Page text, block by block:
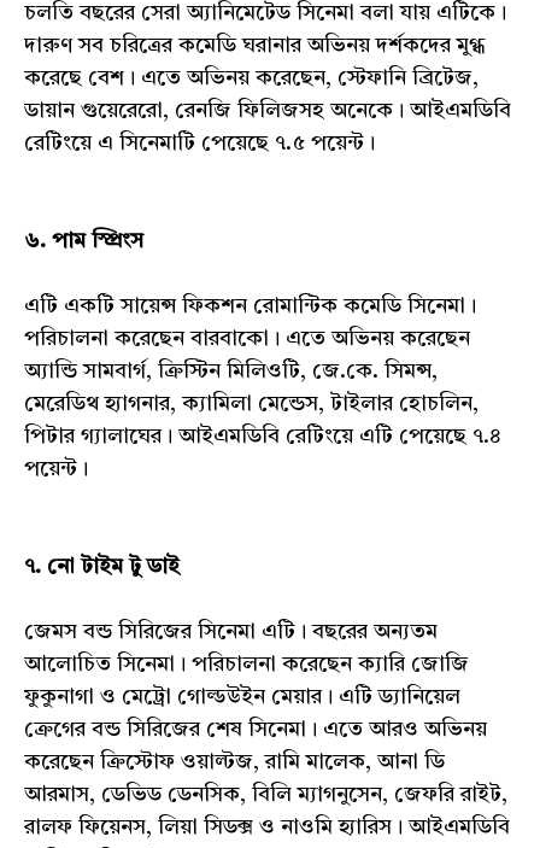
চলতি বছরের সেরা অ্যানিমেটেড সিনেমা বলা যায় এটিকে।
দারুণ সব চরিত্রের কমেডি ঘরানার অভিনয় দর্শকদের মুগ্ধ
করেছে বেশ। এতে অভিনয় করেছেন, স্টেফানি ব্রিটেজ,
ডায়ান গুয়েরেরো, রেনজি ফিলিজসহ অনেকে। আইএমডিবি
রেটিংয়ে এ সিনেমাটি পেয়েছে ৭.৫ পয়েন্ট।
৬. পাম স্প্রিংস
এটি একটি সায়েন্স ফিকশন রোমান্টিক কমেডি সিনেমা।
পরিচালনা করেছেন বারবাকো। এতে অভিনয় করেছেন
অ্যান্ডি সামবার্গ, ক্রিস্টিন মিলিওটি, জে.কে. সিমন্স,
মেরেডিথ হ্যাগনার, ক্যামিলা মেন্ডেস, টাইলার হোচলিন,
পিটার গ্যালাঘের। আইএমডিবি রেটিংয়ে এটি পেয়েছে ৭.৪
পয়েন্ট।
৭. নো টাইম টু ডাই
জেমস বন্ড সিরিজের সিনেমা এটি। বছরের অন্যতম
আলোচিত সিনেমা। পরিচালনা করেছেন ক্যারি জোজি
ফুকুনাগা ও মেট্রো গোল্ডউইন মেয়ার। এটি ড্যানিয়েল
ক্রেগের বন্ড সিরিজের শেষ সিনেমা। এতে আরও অভিনয়
করেছেন ক্রিস্টোফ ওয়াল্টজ, রামি মালেক, আনা ডি
আরমাস, ডেভিড ডেনসিক, বিলি ম্যাগনুসেন, জেফরি রাইট,
রালফ ফিয়েনস, লিয়া সিডক্স ও নাওমি হ্যারিস। আইএমডিবি